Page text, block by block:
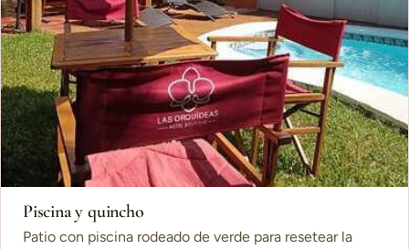
Piscina y quincho
Patio con piscina rodeado de verde para resetear la